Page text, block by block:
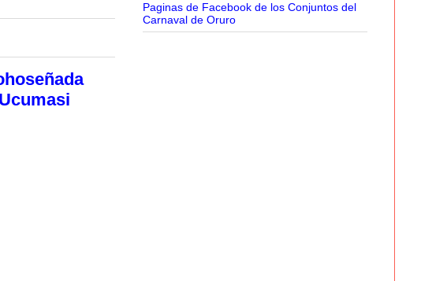
Paginas de Facebook de los Conjuntos del
Carnaval de Oruro